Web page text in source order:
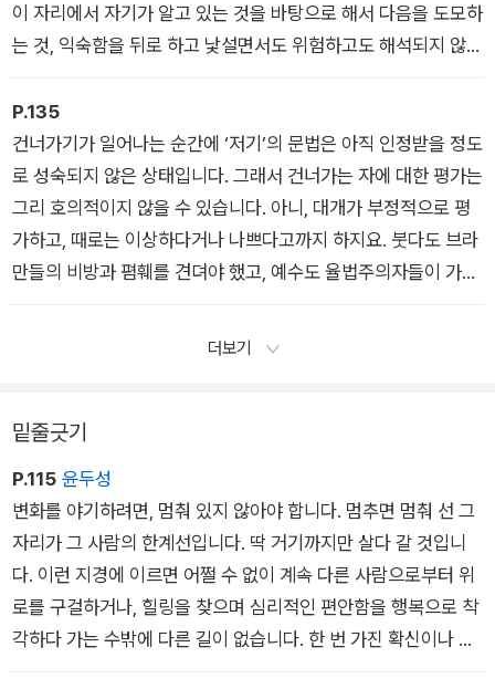
이 자리에서 자기가 알고 있는 것을 바탕으로 해서 다음을 도모하
는 것, 익숙함을 뒤로 하고 낯설면서도 위험하고도 해석되지 않은
곳으로 건너가는 용기 있는 동작, 이것이 바라밀다입니다.
- 바라밀다 – 건너가기
P.135
건너가기가 일어나는 순간에 ‘저기’의 문법은 아직 인정받을 정도
로 성숙되지 않은 상태입니다. 그래서 건너가는 자에 대한 평가는
그리 호의적이지 않을 수 있습니다. 아니, 대개가 부정적으로 평
가하고, 때로는 이상하다거나 나쁘다고까지 하지요. 붓다도 브라
만들의 비방과 폄훼를 견뎌야 했고, 예수도 율법주의자들이 가하
는 치욕을 견디며 자신만의 진리의 세계를 구축하였습니다.
더보기
밑줄긋기
P.115 윤두성
변화를 야기하려면, 멈춰 있지 않아야 합니다. 멈추면 멈춰 선 그
자리가 그 사람의 한계선입니다. 딱 거기까지만 살다 갈 것입니
다. 이런 지경에 이르면 어쩔 수 없이 계속 다른 사람으로부터 위
로를 구걸하거나, 힐링을 찾으며 심리적인 편안함을 행복으로 착
각하다 가는 수밖에 다른 길이 없습니다. 한 번 가진 확신이나 이
념을 평생 지키는, 고루한 동네 현자를 넘어서지 못합니다. 멈추